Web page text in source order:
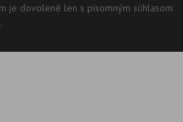
je dovolené len s písomným súhlasom